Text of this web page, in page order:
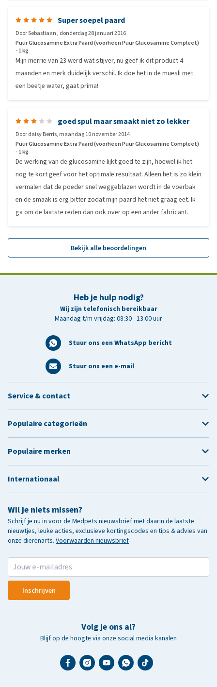
Super soepel paard
DoorSebastiaan, donderdag 28 januari 2016
Puur Glucosamine Extra Paard (voorheen Puur Glucosamine Compleet)
- 1 kg
Mijn merrie van 23 werd wat stijver, nu geef ik dit product 4
maanden en merk duidelijk verschil. Ik doe het in de muesli met
een beetje water, gaat prima!
goed spul maar smaakt niet zo lekker
Doordaisy Berris, maandag 10 november 2014
Puur Glucosamine Extra Paard (voorheen Puur Glucosamine Compleet)
- 1 kg
De werking van de glucosamine lijkt goed te zijn, hoewel ik het
nog te kort geef voor het optimale resultaat. Alleen het is zo klein
vermalen dat de poeder snel weggeblazen wordt in de voerbak
en de smaak is erg bitter zodat mijn paard het niet graag eet. Ik
ga om de laatste reden dan ook over op een ander fabricant.
Bekijk alle beoordelingen
Heb je hulp nodig?
Wij zijn telefonisch bereikbaar
Maandag t/m vrijdag: 08:30 - 13:00 uur
Stuur ons een WhatsApp bericht
Stuur ons een e-mail
Wil je niets missen?
Schrijf je nu in voor de Medpets nieuwsbrief met daarin de laatste
nieuwtjes, leuke acties, exclusieve kortingscodes en tips & advies van
onze dierenarts. Voorwaarden nieuwsbrief
Inschrijven
Volg je ons al?
Blijf op de hoogte via onze social media kanalen
Service & contact
Populaire categorieën
Populaire merken
Internationaal